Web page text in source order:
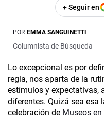
+ Seguir en
POR EMMA SANGUINETTI
Columnista de Búsqueda
Lo excepcional es por
regla, nos aparta de la
estímulos y expectativas,
diferentes. Quizá sea esa
celebración de Museos